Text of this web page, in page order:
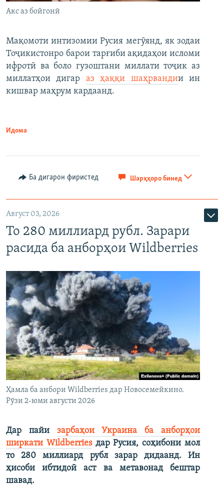
Акс аз бойгонӣ
Мақомоти интизомии Русия мегӯянд, як зодаи
Тоҷикистонро барои тарғиби ақидаҳои исломи
ифротӣ ва боло гузоштани миллати тоҷик аз
миллатҳои дигар аз ҳаққи шаҳрвандии ин
кишвар маҳрум кардаанд.
Идома
Ба дигарон фиристед Шарҳҳоро бинед
Август 03, 2026
То 280 миллиард рубл. Зарари
расида ба анборҳои Wildberries
Ҳамла ба анбори Wildberries дар Новосемейкино.
Рӯзи 2-юми августи 2026
Дар пайи зарбаҳои Украина ба анборҳои
ширкати Wildberriesдар Русия, соҳибони мол
то 280 миллиард рубл зарар дидаанд. Ин
ҳисоби ибтидоӣ аст ва метавонад бештар
шавад.